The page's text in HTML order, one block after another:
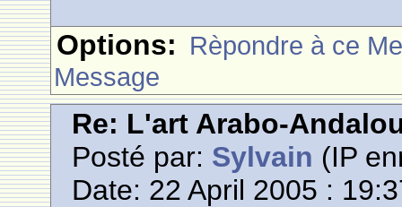
Options: Rèpondre à ce
Message
Re: L'art Arabo-
Posté par: Sylvain (IP
Date: 22 April 2005 :